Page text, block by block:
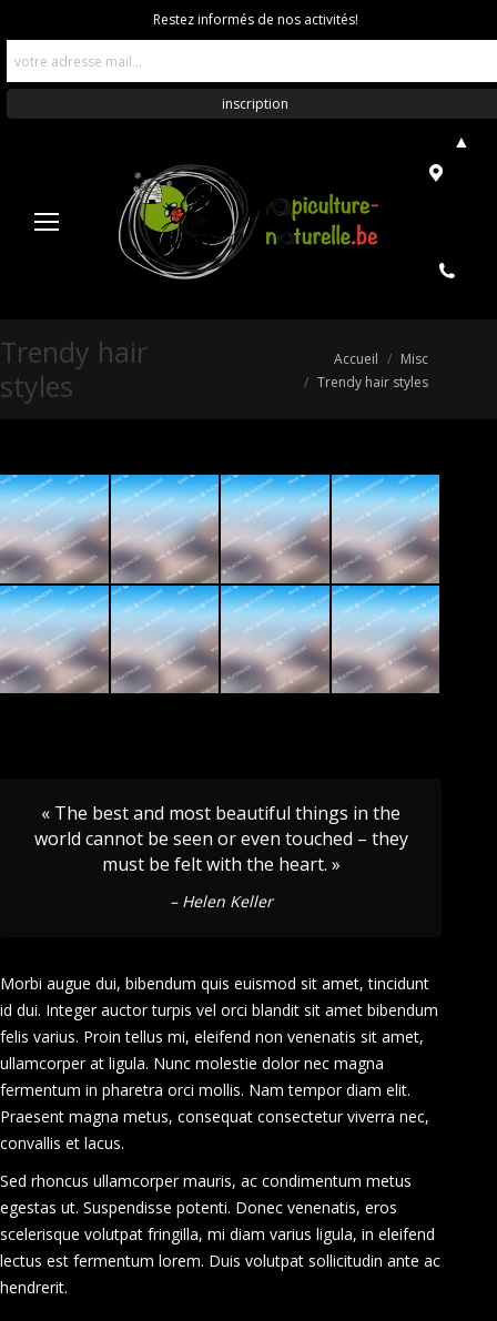
Trendy hair
styles
Accueil
Misc
Trendy hair styles
« The best and most beautiful things in the
world cannot be seen or even touched – they
must be felt with the heart. »
– Helen Keller
Morbi augue dui, bibendum quis euismod sit amet, tincidunt
id dui. Integer auctor turpis vel orci blandit sit amet bibendum
felis varius. Proin tellus mi, eleifend non venenatis sit amet,
ullamcorper at ligula. Nunc molestie dolor nec magna
fermentum in pharetra orci mollis. Nam tempor diam elit.
Praesent magna metus, consequat consectetur viverra nec,
convallis et lacus.
Sed rhoncus ullamcorper mauris, ac condimentum metus
egestas ut. Suspendisse potenti. Donec venenatis, eros
scelerisque volutpat fringilla, mi diam varius ligula, in eleifend
lectus est fermentum lorem. Duis volutpat sollicitudin ante ac
hendrerit.
Restez informés de nos activités!
▲